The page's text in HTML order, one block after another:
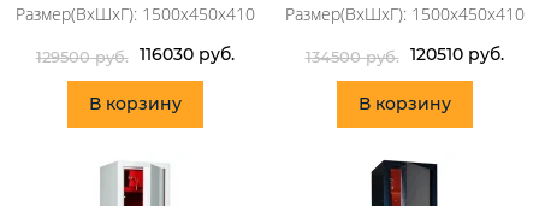
Размер(ВхШхГ): 1500x450x410
129500 руб. 116030 руб.
В корзину
Размер(ВхШхГ): 1500x450x410
134500 руб. 120510 руб.
В корзину